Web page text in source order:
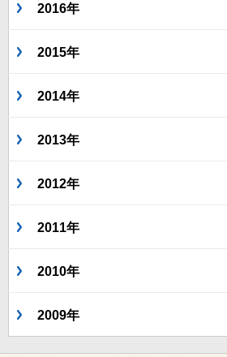
2016年
2015年
2014年
2013年
2012年
2011年
2010年
2009年